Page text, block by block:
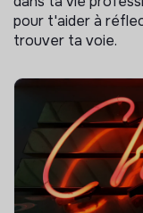
pour t'aider à
trouver ta voie.